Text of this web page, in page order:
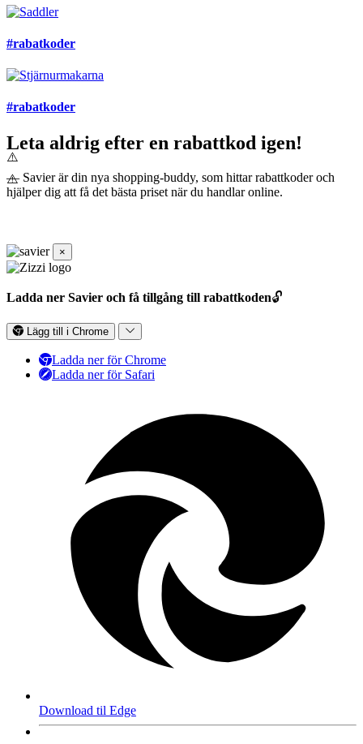
#rabatkoder
#rabatkoder
Leta aldrig efter en rabattkod igen!
— Savier är din nya shopping-buddy, som hittar rabattkoder och
hjälper dig att få det bästa priset när du handlar online.
×
Ladda ner Savier och få tillgång till rabattkoden🔓
Lägg till i Chrome
Ladda ner för Chrome
Ladda ner för Safari
Download til Edge